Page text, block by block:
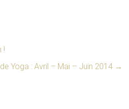
!
Yoga : Avril – Mai – Juin 2014 →